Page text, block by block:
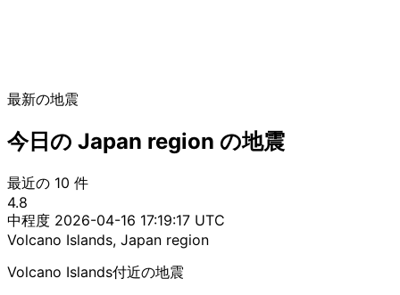
最新の地震
今日の Japan region の地震
最近の 10 件
4.8
中程度 2026-04-16 17:19:17 UTC
Volcano Islands, Japan region
Volcano Islands付近の地震